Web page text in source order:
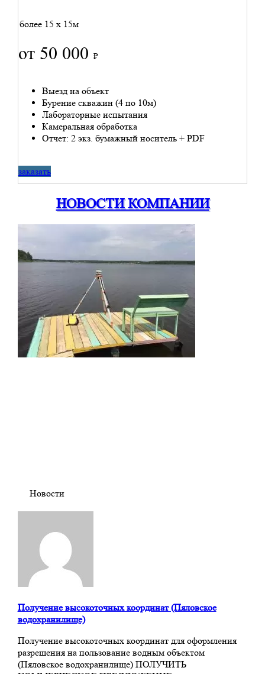
более 15 x 15м
от 50 000 ₽
Выезд на объект
Бурение скважин (4 по 10м)
Лабораторные испытания
Камеральная обработка
Отчет: 2 экз. бумажный носитель + PDF
заказать
НОВОСТИ КОМПАНИИ
Новости
Получение высокоточных координат (Пяловское
водохранилище)
Получение высокоточных координат для оформления
разрешения на пользование водным объектом
(Пяловское водохранилище)​ ПОЛУЧИТЬ